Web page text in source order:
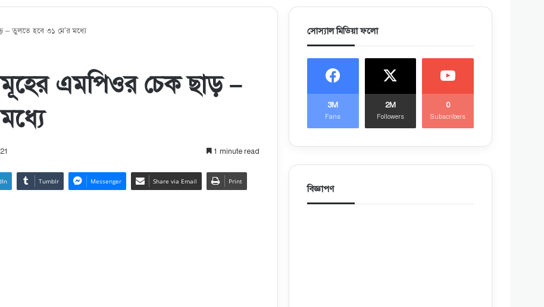
– তুলতে হবে ৩১ মে’র মধ্যে
এমপিওর চেক ছাড় –
1 minute read
Tumblr Messenger Share via Email Print
সোস্যাল মিডিয়া ফলো
3M
Fans
2M
Followers
0
Subscribers
বিজ্ঞাপণ